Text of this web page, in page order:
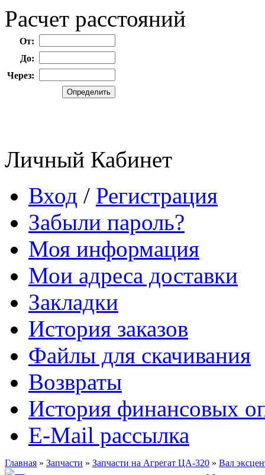
Расчет расстояний
От:
До:
Через:
Личный Кабинет
Вход / Регистрация
Забыли пароль?
Моя информация
Мои адреса доставки
Закладки
История заказов
Файлы для скачивания
Возвраты
История финансовых
E-Mail рассылка
Главная » Запчасти » Запчасти на Агрегат ЦА-320 » Вал